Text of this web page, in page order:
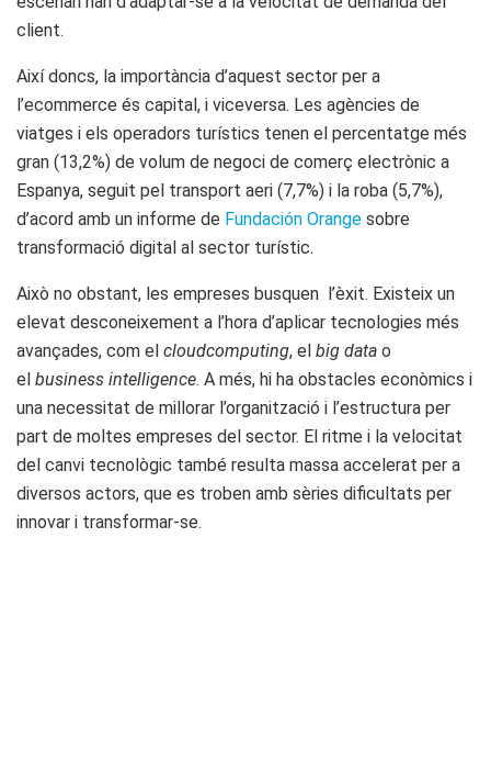
client.
Així doncs, la importància d’aquest sector per a
l’ecommerce és capital, i viceversa. Les agències de
viatges i els operadors turístics tenen el percentatge més
gran (13,2%) de volum de negoci de comerç electrònic a
Espanya, seguit pel transport aeri (7,7%) i la roba (5,7%),
d’acord amb un informe de Fundación Orange sobre
transformació digital al sector turístic.
Això no obstant, les empreses busquen l’èxit. Existeix un
elevat desconeixement a l’hora d’aplicar tecnologies més
avançades, com el cloudcomputing, el big data o
el business intelligence. A més, hi ha obstacles econòmics i
una necessitat de millorar l’organització i l’estructura per
part de moltes empreses del sector. El ritme i la velocitat
del canvi tecnològic també resulta massa accelerat per a
diversos actors, que es troben amb sèries dificultats per
innovar i transformar-se.